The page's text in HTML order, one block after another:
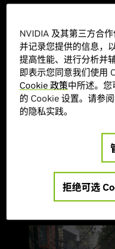
HDR 多显示器支持
Game Ready 驱动程
RTX HDR 是一款 AI
过按 Alt+Z，然后打
动态范围 (HDR) 的艳
GeForce 游戏中，只
RTX HDR 滤镜，现
计的 SDR 游戏，获
求、设置说明及更
NVIDIA 及其第三方合
并记录您提供的信息，
提高性能、进行分析并
即表示您同意我们使用
Cookie 政策中所述。您
的 Cookie 设置。请参
的隐私实践。
拒绝可选